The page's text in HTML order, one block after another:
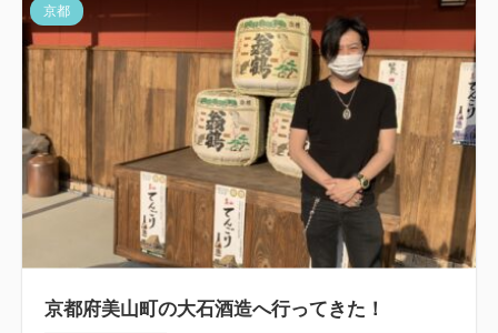
京都
京都府美山町の大石酒造へ行ってきた！